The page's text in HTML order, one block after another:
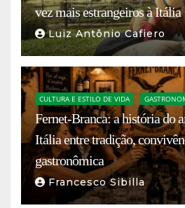
vez mais estrangeiros à Itália
Luiz Antônio Cafiero
CULTURA E ESTILO DE VIDA
Fernet-Branca: a história do
Itália entre tradição,
gastronômica
Francesco Sibilla